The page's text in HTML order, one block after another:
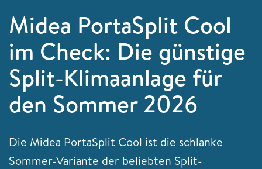
Midea PortaSplit Cool
im Check: Die günstige
Split-Klimaanlage für
den Sommer 2026
Die Midea PortaSplit Cool ist die schlanke
Sommer-Variante der beliebten Split-